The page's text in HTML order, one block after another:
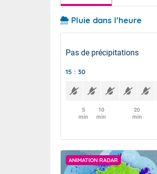
Pluie dans l'heure
Pas de précipitations
15 : 30
5
min
10
min
20
min
ANIMATION RADAR